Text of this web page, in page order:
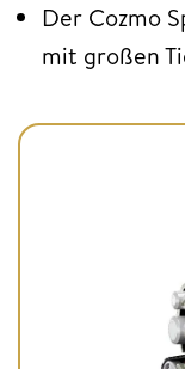
Der Cozmo
mit großen